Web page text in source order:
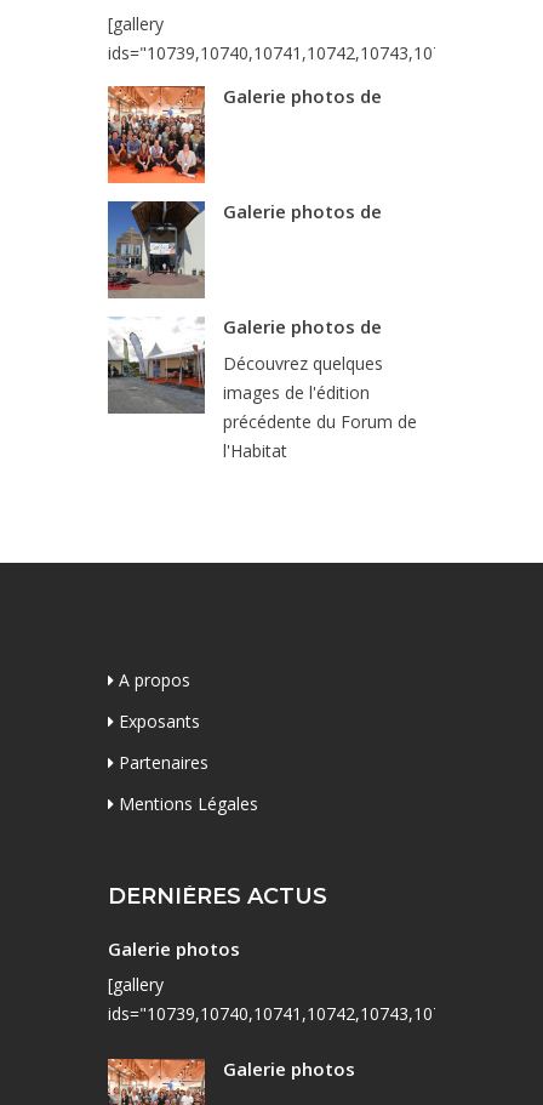
[gallery
Galerie photos de
Galerie photos de
Galerie photos de
Découvrez quelques
images de l'édition
précédente du Forum de
l'Habitat
A propos
Exposants
Partenaires
Mentions Légales
DERNIÈRES ACTUS
Galerie photos
[gallery
Galerie photos